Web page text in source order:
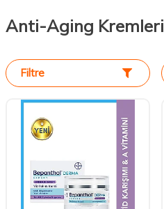
Anti-Aging Kremleri
Filtre